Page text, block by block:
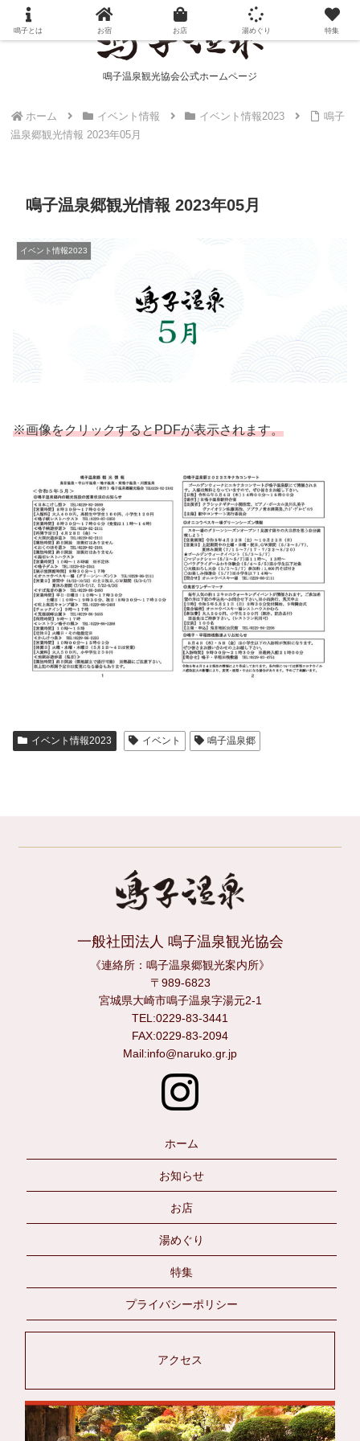
鳴子温泉観光協会公式ホームページ
ホーム イベント情報 イベント情報2023
鳴子
温泉郷観光情報 2023年05月
鳴子温泉郷観光情報 2023年05月
イベント情報2023
※画像をクリックするとPDFが表示されます。
イベント情報2023 イベント 鳴子温泉郷
一般社団法人 鳴子温泉観光協会
《連絡所：鳴子温泉郷観光案内所》
〒989-6823
宮城県大崎市鳴子温泉字湯元2-1
TEL:0229-83-3441
FAX:0229-83-2094
Mail:info@naruko.gr.jp
ホーム
お知らせ
お店
湯めぐり
特集
プライバシーポリシー
アクセス
鳴子とは お宿 お店 湯めぐり 特集